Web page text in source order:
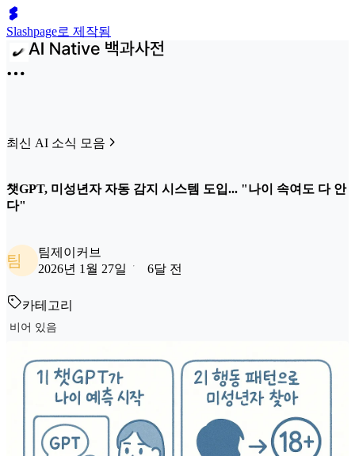
Slashpage로 제작됨
최신 AI 소식 모음
챗GPT, 미성년자 자동 감지 시스템 도입... "나이 속여도 다 안
다"
팀
팀제이커브
2026년 1월 27일
6달 전
카테고리
비어 있음